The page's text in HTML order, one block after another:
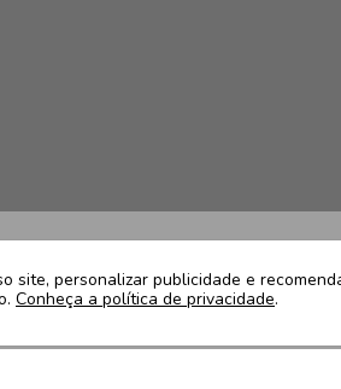
Ayrton Senna, 5.500, Bloco 11, loja
site, personalizar publicidade e
Conheça a política de privacidade.